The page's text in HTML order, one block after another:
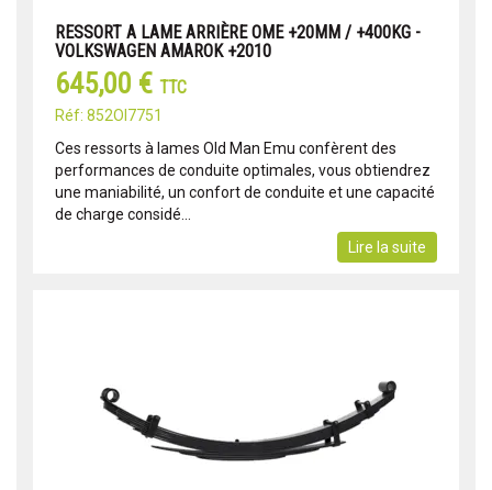
RESSORT A LAME ARRIÈRE OME +20MM / +400KG -
VOLKSWAGEN AMAROK +2010
645,00 € TTC
Réf: 852OI7751
Ces ressorts à lames Old Man Emu confèrent des
performances de conduite optimales, vous obtiendrez
une maniabilité, un confort de conduite et une capacité
de charge considé...
Lire la suite